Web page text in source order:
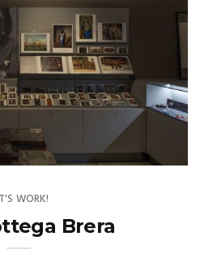
WORK!
Brera